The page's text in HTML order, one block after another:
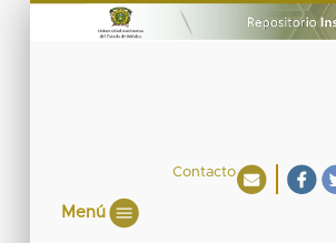
Contacto
Menú